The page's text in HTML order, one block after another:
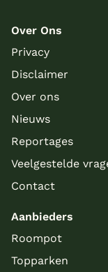
Over Ons
Privacy
Disclaimer
Over ons
Nieuws
Reportages
Veelgestelde
Contact
Aanbieders
Roompot
Topparken